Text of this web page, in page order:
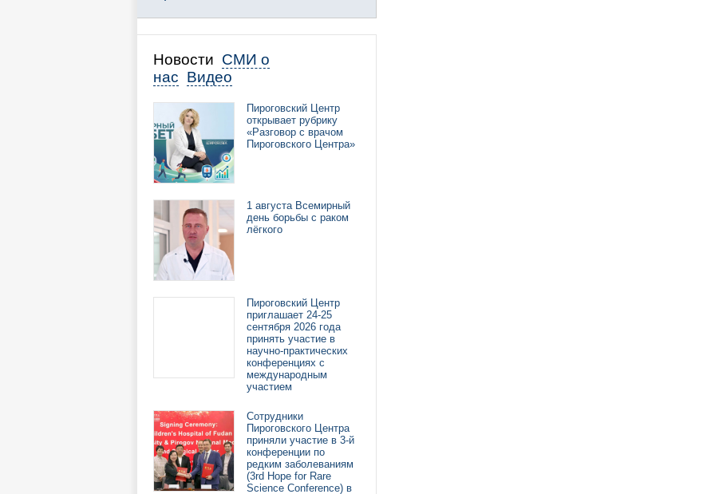
Новости СМИ о
нас Видео
Пироговский Центр
открывает рубрику
«Разговор с врачом
Пироговского Центра»
1 августа Всемирный
день борьбы с раком
лёгкого
Пироговский Центр
приглашает 24-25
сентября 2026 года
принять участие в
научно-практических
конференциях с
международным
участием
Сотрудники
Пироговского Центра
приняли участие в 3-й
конференции по
редким заболеваниям
(3rd Hope for Rare
Science Conference) в